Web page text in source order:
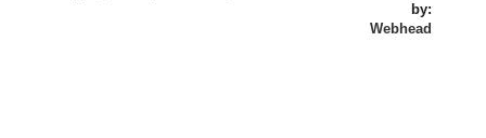
by:
Webhead